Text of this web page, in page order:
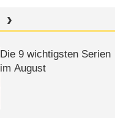
Die 9 wichtigsten Serien
im August